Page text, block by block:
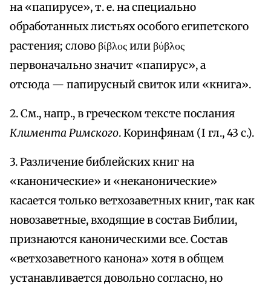
на «папирусе», т. е. на специально
обработанных листьях особого египетского
растения; слово βίβλος или βύβλος
первоначально значит «папирус», а
отсюда — папирусный свиток или «книга».
2. См., напр., в греческом тексте послания
Климента Римского. Коринфянам (I гл., 43 с.).
3. Различение библейских книг на
«канонические» и «неканонические»
касается только ветхозаветных книг, так как
новозаветные, входящие в состав Библии,
признаются каноническими все. Состав
«ветхозаветного канона» хотя в общем
устанавливается довольно согласно, но